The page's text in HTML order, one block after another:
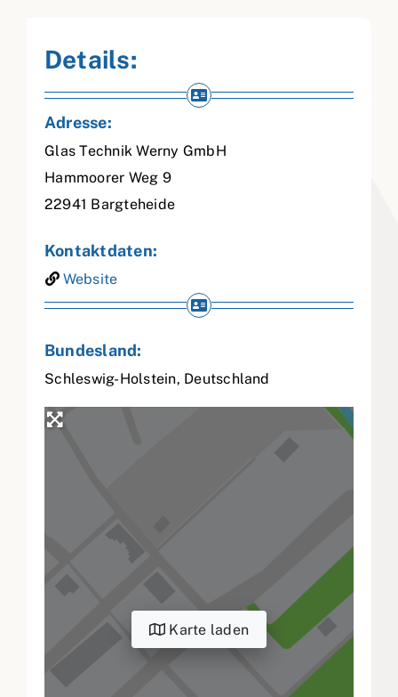
Details:
Adresse:
Glas Technik Werny GmbH
Hammoorer Weg 9
22941 Bargteheide
Kontaktdaten:
Website
Bundesland:
Schleswig-Holstein, Deutschland
Karte laden